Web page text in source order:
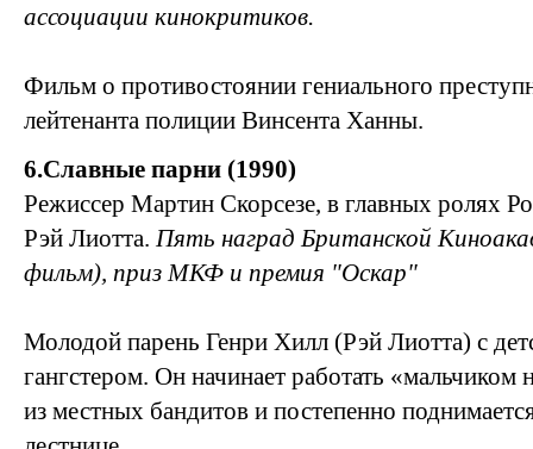
ассоциации кинокритиков.
Фильм о противостоянии гениального
лейтенанта полиции Винсента Ханны.
6.Славные парни (1990)
Режиссер Мартин Скорсезе, в главных ролях
Рэй Лиотта. Пять наград Британской
фильм), приз МКФ и премия "Оскар"
Молодой парень Генри Хилл (Рэй Лиотта) с
гангстером. Он начинает работать
из местных бандитов и постепенно